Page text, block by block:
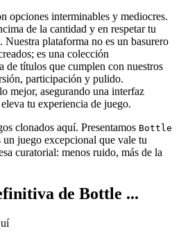
opciones interminables y mediocres.
de la cantidad y en respetar tu
plataforma no es un basurero
es una colección
de títulos que cumplen con nuestros
participación y pulido.
mejor, asegurando una interfaz
tu experiencia de juego.
clonados aquí. Presentamos Bottle
un juego excepcional que vale tu
curatorial: menos ruido, más de la
de Bottle ...